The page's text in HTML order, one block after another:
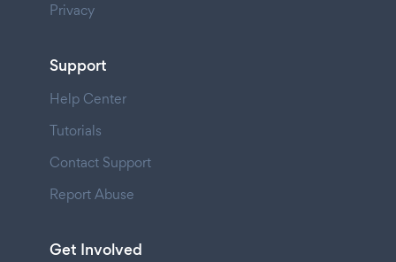
Privacy
Support
Help Center
Tutorials
Contact Support
Report Abuse
Get Involved